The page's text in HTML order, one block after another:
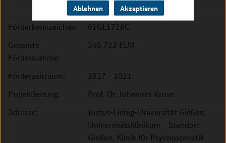
Ablehnen Akzeptieren
Förderkennzeichen:
01GL1718C
Gesamte
Fördersumme:
240.722 EUR
Förderzeitraum:
2017 - 2021
Projektleitung:
Prof. Dr. Johannes Kruse
Adresse:
Justus-Liebig-Universität Gießen,
Universitätsklinikum - Standort
Gießen, Klinik für Psychosomatik